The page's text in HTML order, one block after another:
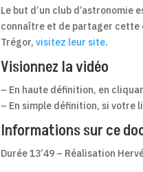
Le but d’un club d’astronomie
connaître et de partager cette
Trégor,visitez leur site.
Visionnez la vidéo
– En haute définition, en
– En simple définition, si votre
Informations sur ce
Durée 13’49 – Réalisation